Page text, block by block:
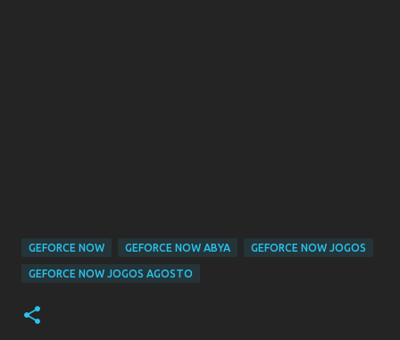
GEFORCE NOW GEFORCE NOW ABYA GEFORCE NOW JOGOS
GEFORCE NOW JOGOS AGOSTO